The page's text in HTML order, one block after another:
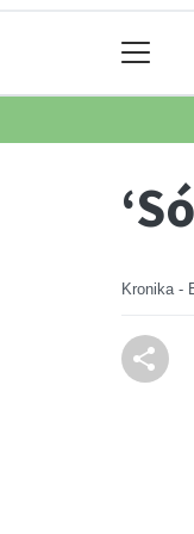
Kronika -